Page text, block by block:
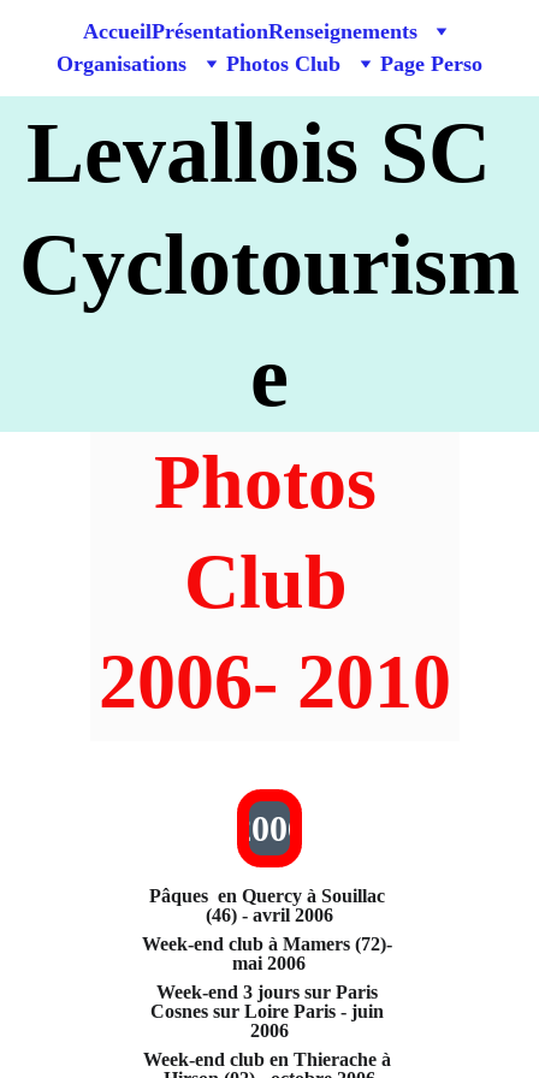
AccueilPrésentationRenseignements
Organisations
Photos Club Page Perso
Levallois SC
Cyclotourism
e
Photos
Club
2006- 2010
2006
Pâques  en Quercy à Souillac
(46) - avril 2006
Week-end club à Mamers (72)-
mai 2006
Week-end 3 jours sur Paris
Cosnes sur Loire Paris - juin
2006
Week-end club en Thierache à